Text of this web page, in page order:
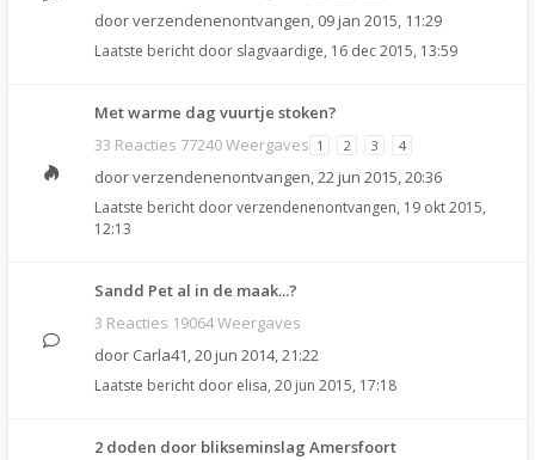
doorverzendenenontvangen, 09 jan 2015, 11:29
Laatste bericht door slagvaardige, 16 dec 2015, 13:59
Met warme dag vuurtje stoken?
33 Reacties 77240 Weergaves 1 2 3 4
doorverzendenenontvangen,22 jun 2015, 20:36
Laatste bericht doorverzendenenontvangen, 19 okt 2015,
12:13
Sandd Pet al in de maak...?
3 Reacties 19064 Weergaves
door Carla41,20 jun 2014, 21:22
Laatste bericht door elisa, 20 jun 2015, 17:18
2 doden door blikseminslag Amersfoort